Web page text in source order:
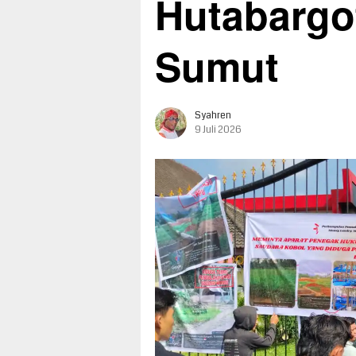
Sumut
Syahren
9 Juli 2026